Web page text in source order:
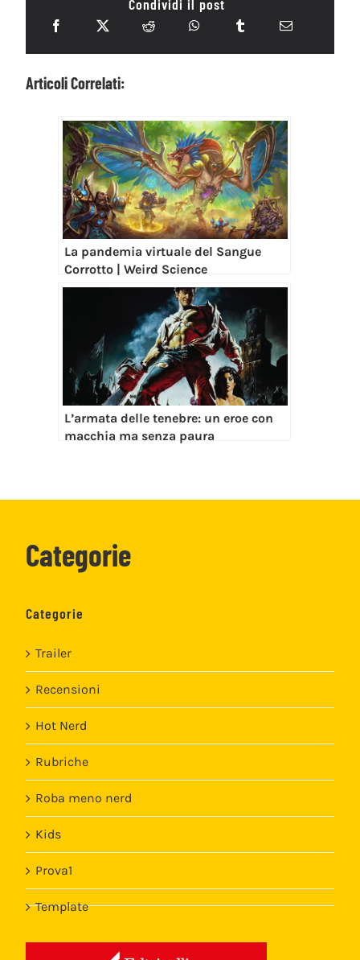
Condividi il post
Articoli Correlati:
La pandemia virtuale del Sangue
Corrotto | Weird Science
L’armata delle tenebre: un eroe con
macchia ma senza paura
Categorie
Categorie
Trailer
Recensioni
Hot Nerd
Rubriche
Roba meno nerd
Kids
Prova1
Template